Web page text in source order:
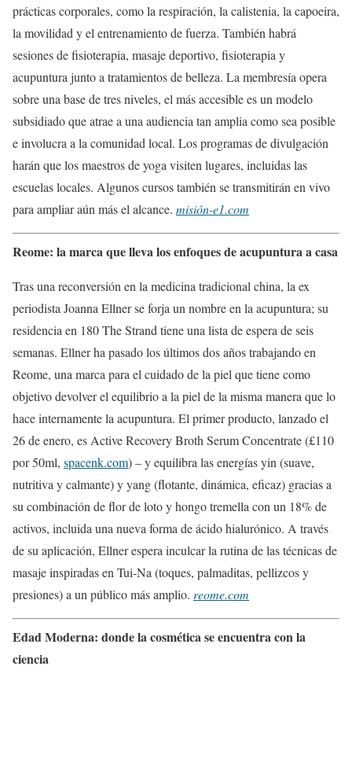
prácticas corporales, como la respiración, la calistenia, la capoeira,
la movilidad y el entrenamiento de fuerza. También habrá
sesiones de fisioterapia, masaje deportivo, fisioterapia y
acupuntura junto a tratamientos de belleza. La membresía opera
sobre una base de tres niveles, el más accesible es un modelo
subsidiado que atrae a una audiencia tan amplia como sea posible
e involucra a la comunidad local. Los programas de divulgación
harán que los maestros de yoga visiten lugares, incluidas las
escuelas locales. Algunos cursos también se transmitirán en vivo
para ampliar aún más el alcance. misión-e1.com
Reome: la marca que lleva los enfoques de acupuntura a casa
Tras una reconversión en la medicina tradicional china, la ex
periodista Joanna Ellner se forja un nombre en la acupuntura; su
residencia en 180 The Strand tiene una lista de espera de seis
semanas. Ellner ha pasado los últimos dos años trabajando en
Reome, una marca para el cuidado de la piel que tiene como
objetivo devolver el equilibrio a la piel de la misma manera que lo
hace internamente la acupuntura. El primer producto, lanzado el
26 de enero, es Active Recovery Broth Serum Concentrate (£110
por 50ml, spacenk.com) – y equilibra las energías yin (suave,
nutritiva y calmante) y yang (flotante, dinámica, eficaz) gracias a
su combinación de flor de loto y hongo tremella con un 18% de
activos, incluida una nueva forma de ácido hialurónico. A través
de su aplicación, Ellner espera inculcar la rutina de las técnicas de
masaje inspiradas en Tui-Na (toques, palmaditas, pellizcos y
presiones) a un público más amplio. reome.com
Edad Moderna: donde la cosmética se encuentra con la
ciencia